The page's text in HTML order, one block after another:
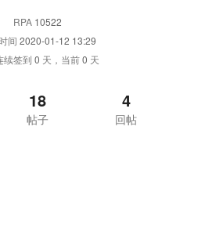
RPA 10522
间 2020-01-12 13:29
续签到 0 天，当前0 天
18
帖子
4
回帖